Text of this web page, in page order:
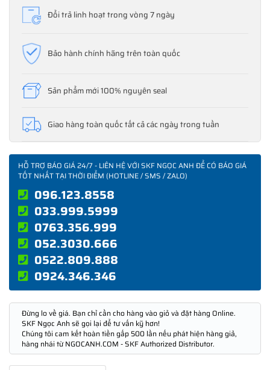
Đổi trả linh hoạt trong vòng 7 ngày
Bảo hành chính hãng trên toàn quốc
Sản phẩm mới 100% nguyên seal
Giao hàng toàn quốc tất cả các ngày trong tuần
HỖ TRỢ BÁO GIÁ 24/7 - LIÊN HỆ VỚI SKF NGỌC ANH ĐỂ CÓ BÁO GIÁ
TỐT NHẤT TẠI THỜI ĐIỂM (HOTLINE / SMS / ZALO)
096.123.8558
033.999.5999
0763.356.999
052.3030.666
0522.809.888
0924.346.346
Đừng lo về giá. Bạn chỉ cần cho hàng vào giỏ và đặt hàng Online.
SKF Ngọc Anh sẽ gọi lại để tư vấn kỹ hơn!
Chúng tôi cam kết hoàn tiền gấp 500 lần nếu phát hiện hàng giả,
hàng nhái từ NGOCANH.COM - SKF Authorized Distributor.